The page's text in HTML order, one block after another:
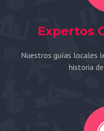
Expertos
Nuestros guías locales
historia